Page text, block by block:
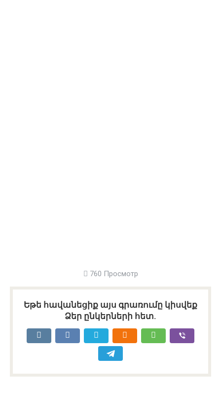
760 Просмотр
Եթե հավանեցիք այս գրառումը կիսվեք
Ձեր ընկերների հետ.